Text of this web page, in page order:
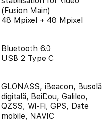
(Fusion Main)
48 Mpixel + 48 Mpixel
Bluetooth 6.0
USB 2 Type C
GLONASS, iBeacon, Busolă
digitală, BeiDou, Galileo,
QZSS, Wi-Fi, GPS, Date
mobile, NAVIC